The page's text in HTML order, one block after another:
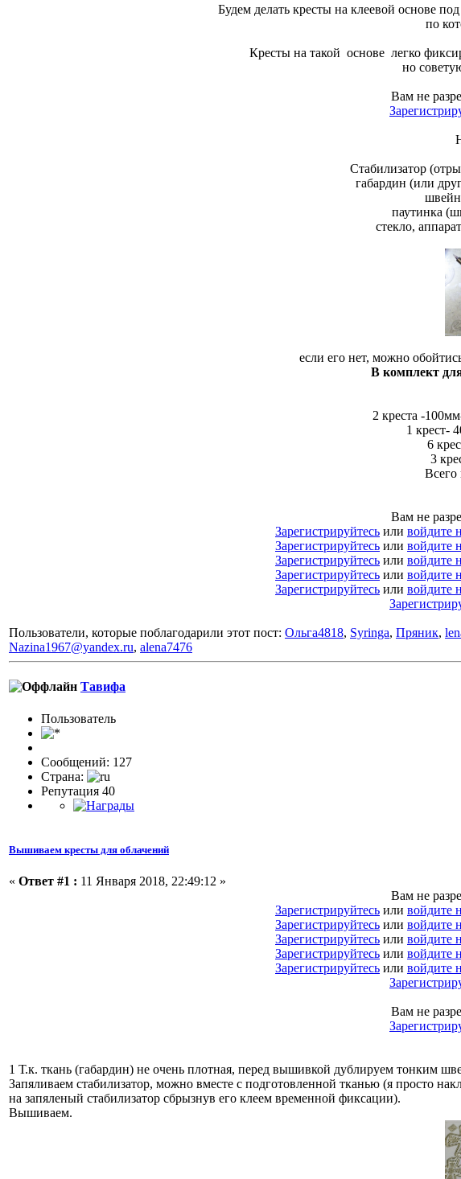
Будем делать кресты на клеевой основе
по
Кресты на такой основе легко
но
Вам не
Стабилизатор
габардин (или
паутинка
стекло,
если его нет, можно
В комплект
2 креста -
1 крест-
6
3
Всего
Вам не
Зарегистрируйтесь или войдите
Зарегистрируйтесь или войдите
Зарегистрируйтесь или войдите
Зарегистрируйтесь или войдите
Зарегистрируйтесь или войдите
Пользователи, которые поблагодарили этот пост: Ольга4818, Syringa, Пряник,
Nazina1967@yandex.ru, alena7476
Тавифа
Пользовaтeль
Сообщений: 127
Страна:
Репутация 40
Вышиваем кресты для облачений
« Ответ #1 : 11 Января 2018, 22:49:12 »
Вам не
Зарегистрируйтесь или войдите
Зарегистрируйтесь или войдите
Зарегистрируйтесь или войдите
Зарегистрируйтесь или войдите
Зарегистрируйтесь или войдите
Вам не
1 Т.к. ткань (габардин) не очень плотная, перед вышивкой дублируем тонким
Запяливаем стабилизатор, можно вместе с подготовленной тканью (я просто
на запяленый стабилизатор сбрызнув его клеем временной фиксации).
Вышиваем.